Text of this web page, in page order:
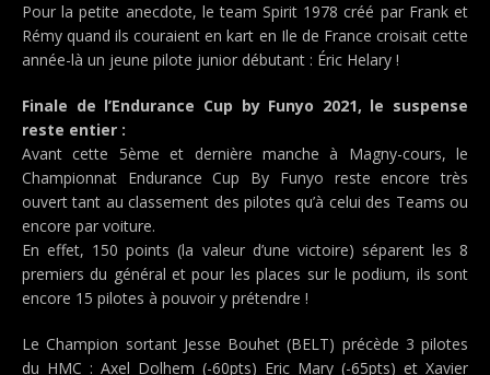
Pour la petite anecdote, le team Spirit 1978 créé par Frank et
Rémy quand ils couraient en kart en Ile de France croisait cette
année-là un jeune pilote junior débutant : Éric Helary !
Finale de l’Endurance Cup by Funyo 2021, le suspense
reste entier :
Avant cette 5ème et dernière manche à Magny-cours, le
Championnat Endurance Cup By Funyo reste encore très
ouvert tant au classement des pilotes qu’à celui des Teams ou
encore par voiture.
En effet, 150 points (la valeur d’une victoire) séparent les 8
premiers du général et pour les places sur le podium, ils sont
encore 15 pilotes à pouvoir y prétendre !
Le Champion sortant Jesse Bouhet (BELT) précède 3 pilotes
du HMC : Axel Dolhem (-60pts) Eric Mary (-65pts) et Xavier